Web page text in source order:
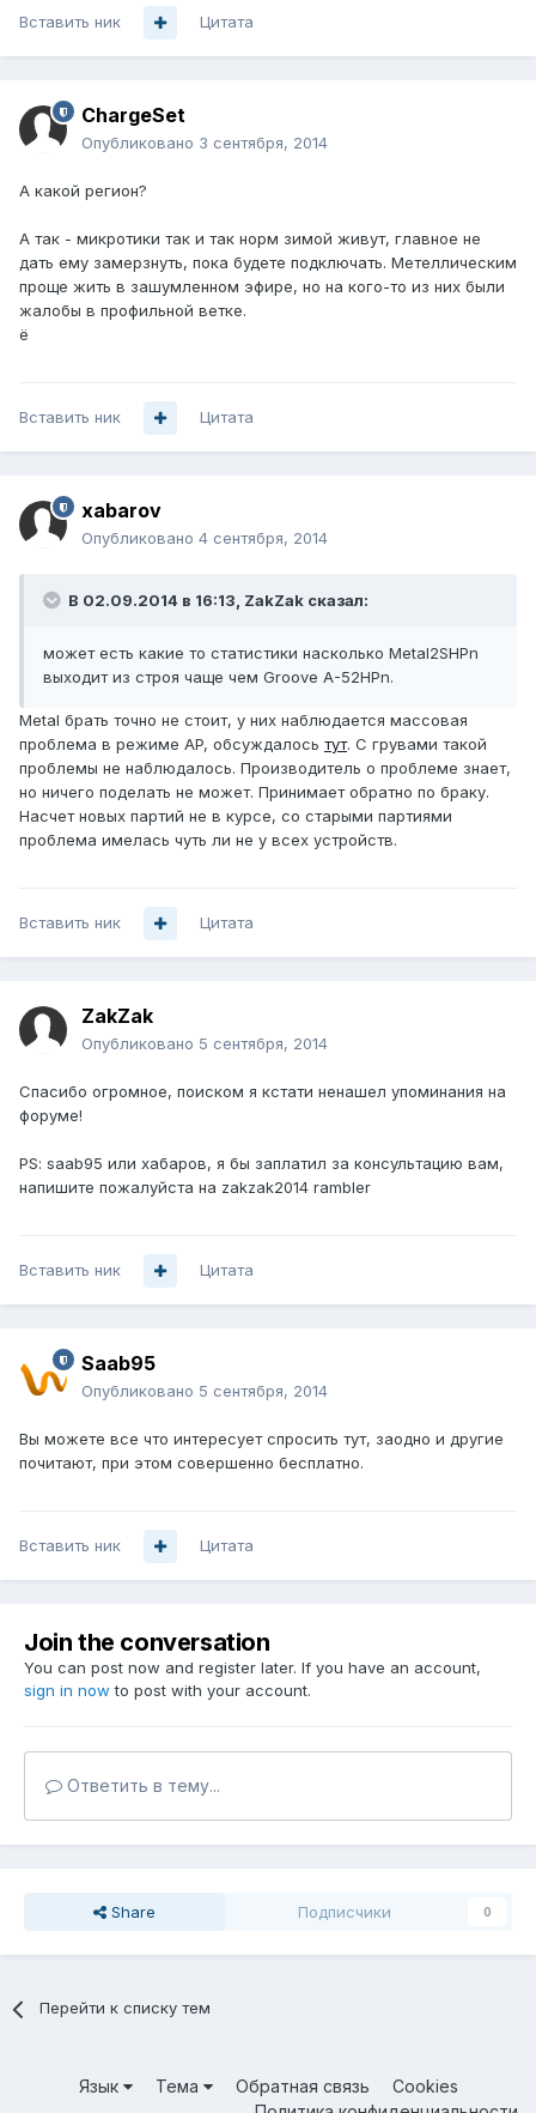
Вставить ник Цитата
ChargeSet
Опубликовано 3 сентября, 2014
А какой регион?
А так - микротики так и так норм зимой живут, главное не
дать ему замерзнуть, пока будете подключать. Метеллическим
проще жить в зашумленном эфире, но на кого-то из них были
жалобы в профильной ветке.
ё
Вставить ник Цитата
xabarov
Опубликовано 4 сентября, 2014
В 02.09.2014 в 16:13, ZakZak сказал:
может есть какие то статистики насколько Metal2SHPn
выходит из строя чаще чем Groove A-52HPn.
Metal брать точно не стоит, у них наблюдается массовая
проблема в режиме AP, обсуждалось тут. С грувами такой
проблемы не наблюдалось. Производитель о проблеме знает,
но ничего поделать не может. Принимает обратно по браку.
Насчет новых партий не в курсе, со старыми партиями
проблема имелась чуть ли не у всех устройств.
Вставить ник Цитата
ZakZak
Опубликовано 5 сентября, 2014
Спасибо огромное, поиском я кстати ненашел упоминания на
форуме!
PS: saab95 или хабаров, я бы заплатил за консультацию вам,
напишите пожалуйста на zakzak2014 rambler
Вставить ник Цитата
Saab95
Опубликовано 5 сентября, 2014
Вы можете все что интересует спросить тут, заодно и другие
почитают, при этом совершенно бесплатно.
Вставить ник Цитата
Join the conversation
You can post now and register later. If you have an account,
sign in now to post with your account.
Ответить в тему...
Share Подписчики 0
Перейти к списку тем
Язык Тема Обратная связь
Cookies